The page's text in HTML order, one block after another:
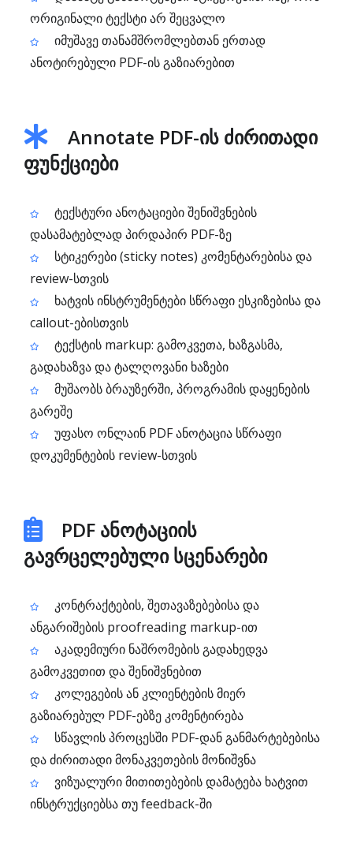
ორიგინალი ტექსტი არ შეცვალო
იმუშავე თანამშრომლებთან ერთად
ანოტირებული PDF-ის გაზიარებით
Annotate PDF-ის ძირითადი
ფუნქციები
ტექსტური ანოტაციები შენიშვნების
დასამატებლად პირდაპირ PDF-ზე
სტიკერები (sticky notes) კომენტარებისა და
review-სთვის
ხატვის ინსტრუმენტები სწრაფი ესკიზებისა და
callout-ებისთვის
ტექსტის markup: გამოკვეთა, ხაზგასმა,
გადახაზვა და ტალღოვანი ხაზები
მუშაობს ბრაუზერში, პროგრამის დაყენების
გარეშე
უფასო ონლაინ PDF ანოტაცია სწრაფი
დოკუმენტების review-სთვის
PDF ანოტაციის
გავრცელებული სცენარები
კონტრაქტების, შეთავაზებებისა და
ანგარიშების proofreading markup-ით
აკადემიური ნაშრომების გადახედვა
გამოკვეთით და შენიშვნებით
კოლეგების ან კლიენტების მიერ
გაზიარებულ PDF-ებზე კომენტირება
სწავლის პროცესში PDF-დან განმარტებებისა
და ძირითადი მონაკვეთების მონიშვნა
ვიზუალური მითითებების დამატება ხატვით
ინსტრუქციებსა თუ feedback-ში